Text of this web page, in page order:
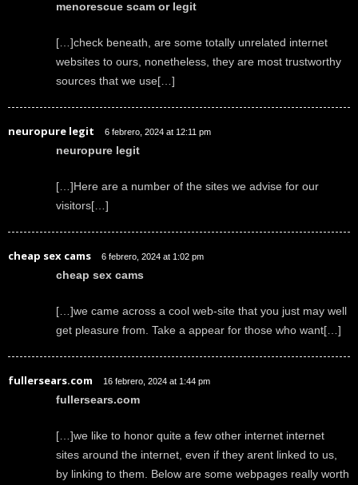
menorescue scam or legit
[…]check beneath, are some totally unrelated internet
websites to ours, nonetheless, they are most trustworthy
sources that we use[…]
neuropure legit 6 febrero, 2024 at 12:11 pm
neuropure legit
[…]Here are a number of the sites we advise for our
visitors[…]
cheap sex cams 6 febrero, 2024 at 1:02 pm
cheap sex cams
[…]we came across a cool web-site that you just may well
get pleasure from. Take a appear for those who want[…]
fullersears.com 16 febrero, 2024 at 1:44 pm
fullersears.com
[…]we like to honor quite a few other internet internet
sites around the internet, even if they arent linked to us,
by linking to them. Below are some webpages really worth